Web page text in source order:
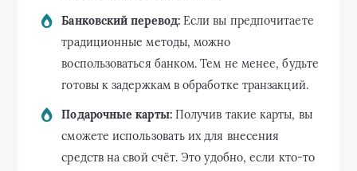
Банковский перевод:Если вы предпочитаете
традиционные методы, можно
воспользоваться банком. Тем не менее, будьте
готовы к задержкам в обработке транзакций.
Подарочные карты:Получив такие карты, вы
сможете использовать их для внесения
средств на свой счёт. Это удобно, если кто-то